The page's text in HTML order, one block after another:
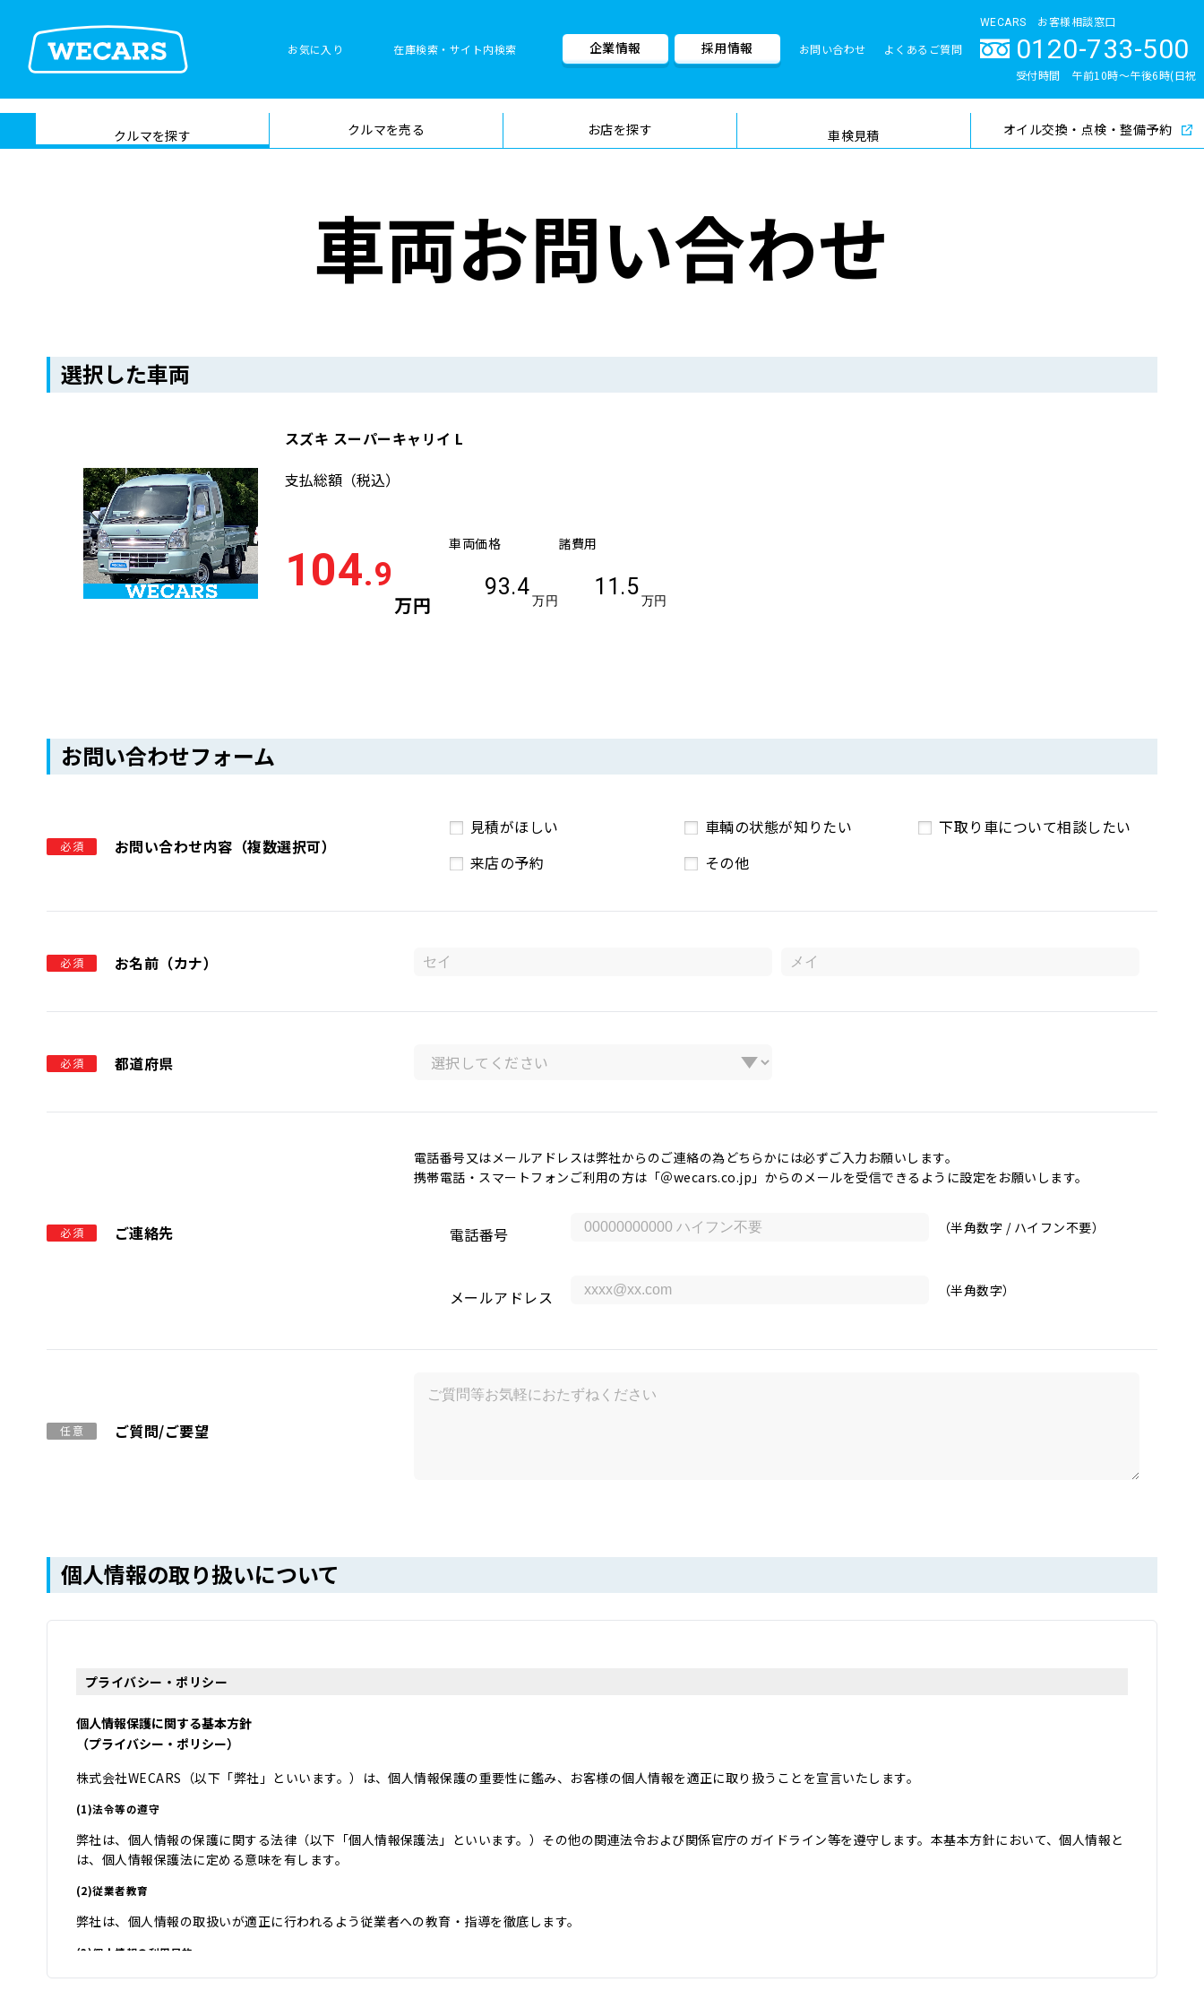
お気に入り 在庫検索・サイト内検索
在庫検索
サイト内検
索
検索
企業情報 採用情報 お問い合わせ よくあるご質問
WECARS お客様相談窓口
0120-733-500
受付時間 午前10時〜午後6時(日祝
クルマを探す クルマを売る お店を探す 車検見積
車検料金・メニュー 品質管理とサポート体制
オイル交換・点検・整備予約
車両お問い合わせ
選択した車両
スズキ スーパーキャリイ L
支払総額 （税込）
104.9
万円
車両価格
93.4
万円
諸費用
11.5
万円
お問い合わせフォーム
必須 お問い合わせ内容（複数選択可）
見積がほしい 車輌の状態が知りたい
下取り車について相談したい
来店の予約
その他
必須 お名前（カナ）
必須 都道府県
必須 ご連絡先
電話番号又はメールアドレスは弊社からのご連絡の為どちらかには必ずご入力お願いします。
携帯電話・スマートフォンご利用の方は「＠wecars.co.jp」からのメールを受信できるように設定をお願いします。
電話番号 （半角数字 / ハイフン不要）
メールアドレス （半角数字）
任意 ご質問/ご要望
個人情報の取り扱いについて
プライバシー・ポリシー
個人情報保護に関する基本方針
（プライバシー・ポリシー）
株式会社WECARS（以下「弊社」といいます。）は、個人情報保護の重要性に鑑み、お客様の個人情報を適正に取り扱うことを宣言いたします。
(1)法令等の遵守
弊社は、個人情報の保護に関する法律（以下「個人情報保護法」といいます。）その他の関連法令および関係官庁のガイドライン等を遵守します。本基本方針において、個人情報と
は、個人情報保護法に定める意味を有します。
(2)従業者教育
弊社は、個人情報の取扱いが適正に行われるよう従業者への教育・指導を徹底します。
(3)個人情報の利用目的
弊社は、自動車関連業を営んでおり、自動車関連業を通じて取得した個人情報を、下記の目的の範囲内で、適法かつ公正に利用し、その他の目的に利用することはありません。